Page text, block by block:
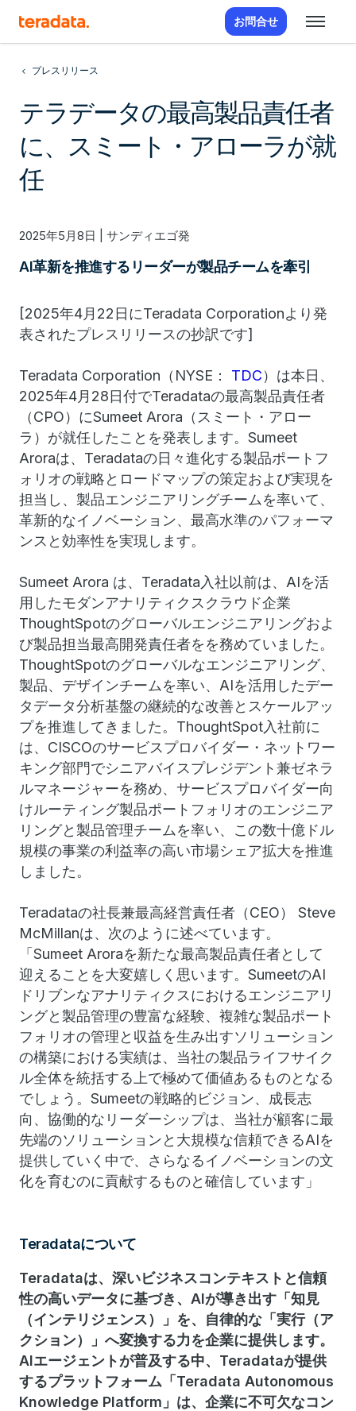
お問合せ
プレスリリース
テラデータの最高製品責任者
に、スミート・アローラが就
任
2025年5月8日 | サンディエゴ発
AI革新を推進するリーダーが製品チームを牽引
[2025年4月22日にTeradata Corporationより発
表されたプレスリリースの抄訳です]
Teradata Corporation（NYSE： TDC）は本日、
2025年4月28日付でTeradataの最高製品責任者
（CPO）にSumeet Arora（スミート・アロー
ラ）が就任したことを発表します。Sumeet
Aroraは、Teradataの日々進化する製品ポートフ
ォリオの戦略とロードマップの策定および実現を
担当し、製品エンジニアリングチームを率いて、
革新的なイノベーション、最高水準のパフォーマ
ンスと効率性を実現します。
Sumeet Arora は、Teradata入社以前は、AIを活
用したモダンアナリティクスクラウド企業
ThoughtSpotのグローバルエンジニアリングおよ
び製品担当最高開発責任者をを務めていました。
ThoughtSpotのグローバルなエンジニアリング、
製品、デザインチームを率い、AIを活用したデー
タデータ分析基盤の継続的な改善とスケールアッ
プを推進してきました。ThoughtSpot入社前に
は、CISCOのサービスプロバイダー・ネットワー
キング部門でシニアバイスプレジデント兼ゼネラ
ルマネージャーを務め、サービスプロバイダー向
けルーティング製品ポートフォリオのエンジニア
リングと製品管理チームを率い、この数十億ドル
規模の事業の利益率の高い市場シェア拡大を推進
しました。
Teradataの社長兼最高経営責任者（CEO） Steve
McMillanは、次のように述べています。
「Sumeet Aroraを新たな最高製品責任者として
迎えることを大変嬉しく思います。SumeetのAI
ドリブンなアナリティクスにおけるエンジニアリ
ングと製品管理の豊富な経験、複雑な製品ポート
フォリオの管理と収益を生み出すソリューション
の構築における実績は、当社の製品ライフサイク
ル全体を統括する上で極めて価値あるものとなる
でしょう。Sumeetの戦略的ビジョン、成長志
向、協働的なリーダーシップは、当社が顧客に最
先端のソリューションと大規模な信頼できるAIを
提供していく中で、さらなるイノベーションの文
化を育むのに貢献するものと確信しています」
Teradataについて
Teradataは、深いビジネスコンテキストと信頼
性の高いデータに基づき、AIが導き出す「知見
（インテリジェンス）」を、自律的な「実行（ア
クション）」へ変換する力を企業に提供します。
AIエージェントが普及する中、Teradataが提供
するプラットフォーム「Teradata Autonomous
Knowledge Platform」は、企業に不可欠なコン